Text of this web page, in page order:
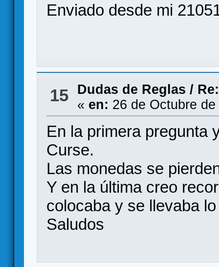
Enviado desde mi
15 Dudas de Reglas /
« en: 26 de Octubre
En la primera pregunta
Curse.
Las monedas se
Y en la última creo
colocaba y se llevaba
Saludos